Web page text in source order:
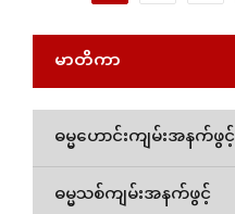
မာတိကာ
ဓမ္မဟောင်းကျမ်းအနက်ဖွင့်
ဓမ္မသစ်ကျမ်းအနက်ဖွင့်